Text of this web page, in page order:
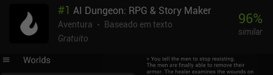
#1 AI Dungeon: RPG & Story Maker
Aventura
Baseado em texto
Gratuito
96%
similar